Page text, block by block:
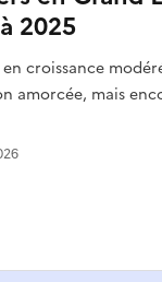
2025
croissance
amorcée, mais